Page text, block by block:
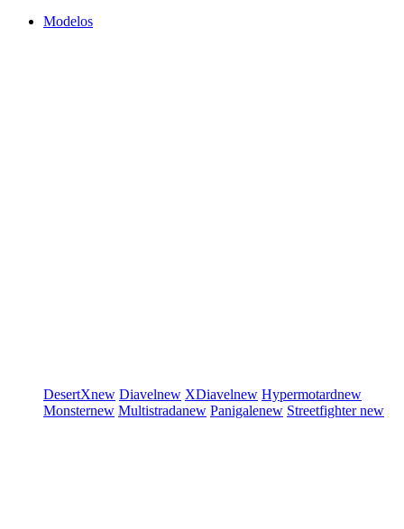
Modelos
DesertXnew Diavelnew XDiavelnew Hypermotardnew
Monsternew Multistradanew Panigalenew Streetfighternew